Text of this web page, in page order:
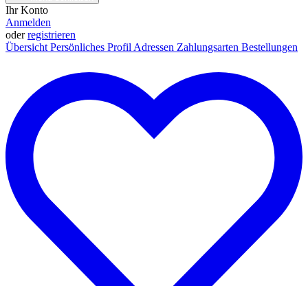
Ihr Konto
Anmelden
oderregistrieren
Übersicht Persönliches Profil Adressen Zahlungsarten Bestellungen